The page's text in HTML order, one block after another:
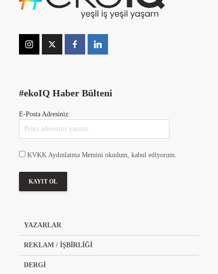
#ekoIQ Haber Bülteni
E-Posta Adresiniz:
KVKK Aydınlatma Metnini okudum, kabul ediyorum.
YAZARLAR
REKLAM / İŞBİRLİĞİ
DERGİ